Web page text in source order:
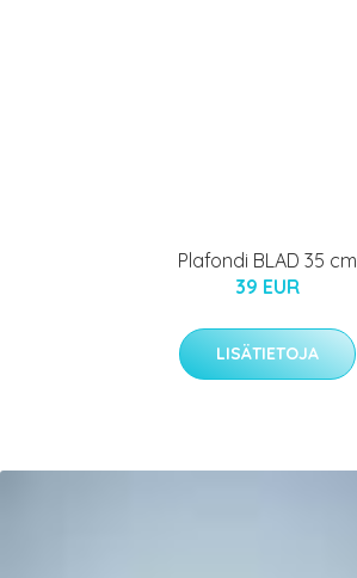
Plafondi BLAD 35 cm
39 EUR
LISÄTIETOJA